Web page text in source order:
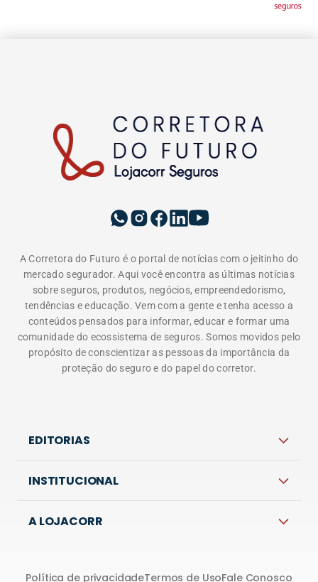
propósito de conscientizar as pessoas da importância da
proteção do seguro e do papel do corretor.
A LOJACORR
Corretora do Futuro © 2026 Todos os direitos
Política de privacidadeTermos de UsoFale Conosco